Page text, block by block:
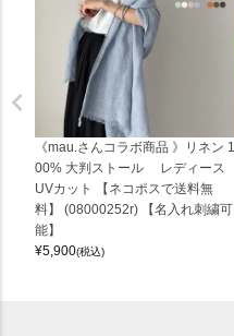
《mau.さんコラボ商品 》リネン 1
00% 大判ストール レディース
UVカット 【ネコポスで送料無
料】 (08000252r) 【名入れ刺繍可
能】
¥5,900(税込)